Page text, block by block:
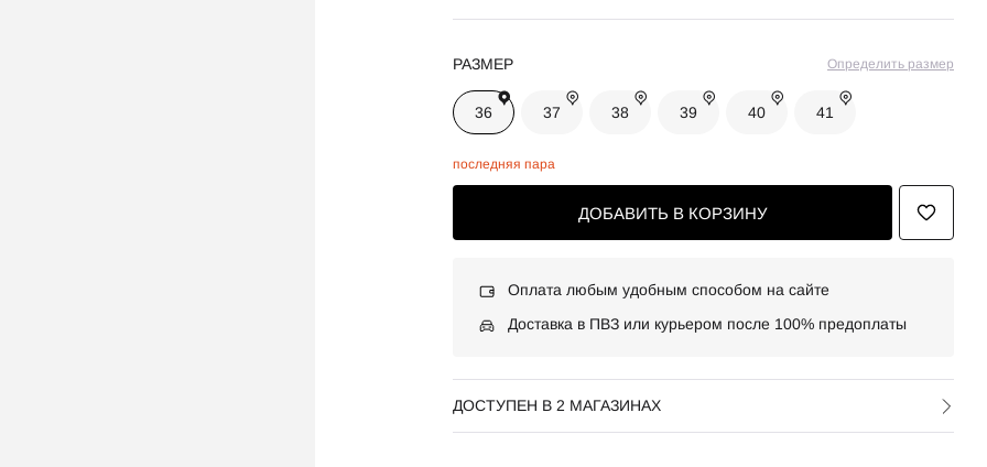
РАЗМЕР Определить размер
36 37 38 39 40 41
последняя пара
ДОБАВИТЬ В КОРЗИНУ
Оплата любым удобным способом на сайте
Доставка в ПВЗ или курьером после 100% предоплаты
ДОСТУПЕН В 2 МАГАЗИНАХ